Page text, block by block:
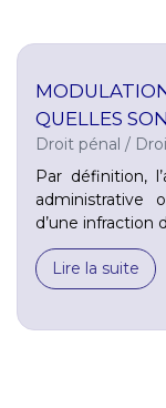
QUELLES
Droit pénal /
Par définition,
administrative
d’une infraction
Lire la suite